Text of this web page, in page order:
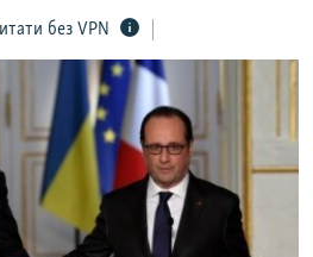
без VPN